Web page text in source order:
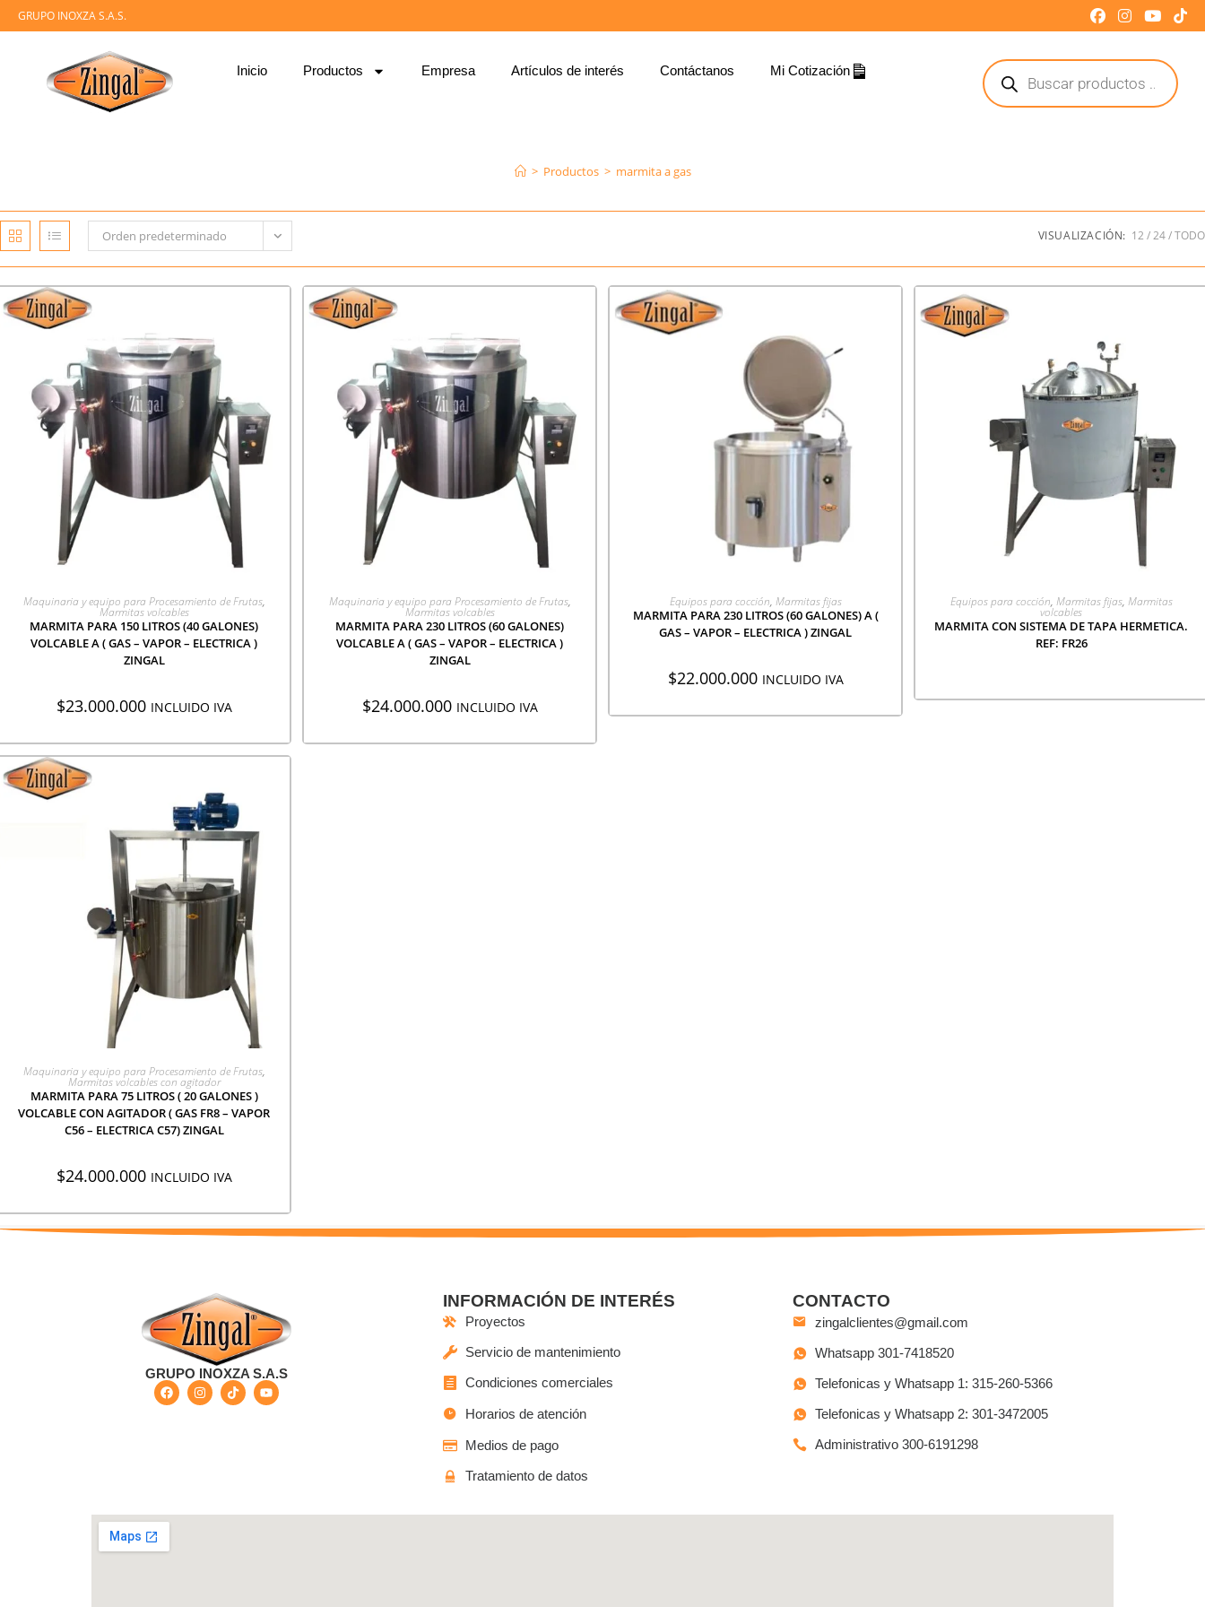
GRUPO INOXZA S.A.S.
Inicio Productos Empresa Artículos de interés Contáctanos Mi Cotización
> Productos > marmita a gas
Orden predeterminado VISUALIZACIÓN: 12 24 TODO
AGREGAR A COTIZACIÓN
Maquinaria y equipo para Procesamiento de Frutas,
Marmitas volcables
MARMITA PARA 150 LITROS (40 GALONES)
VOLCABLE A ( GAS – VAPOR – ELECTRICA )
ZINGAL
$23.000.000 INCLUIDO IVA
AGREGAR A COTIZACIÓN
Maquinaria y equipo para Procesamiento de Frutas,
Marmitas volcables
MARMITA PARA 230 LITROS (60 GALONES)
VOLCABLE A ( GAS – VAPOR – ELECTRICA )
ZINGAL
$24.000.000 INCLUIDO IVA
AGREGAR A COTIZACIÓN
Equipos para cocción, Marmitas fijas
MARMITA PARA 230 LITROS (60 GALONES) A (
GAS – VAPOR – ELECTRICA ) ZINGAL
$22.000.000 INCLUIDO IVA
LEER MÁS
Equipos para cocción, Marmitas fijas, Marmitas
volcables
MARMITA CON SISTEMA DE TAPA HERMETICA.
REF: FR26
AGREGAR A COTIZACIÓN
Maquinaria y equipo para Procesamiento de Frutas,
Marmitas volcables con agitador
MARMITA PARA 75 LITROS ( 20 GALONES )
VOLCABLE CON AGITADOR ( GAS FR8 – VAPOR
C56 – ELECTRICA C57) ZINGAL
$24.000.000 INCLUIDO IVA
GRUPO INOXZA S.A.S
INFORMACIÓN DE INTERÉS
Proyectos
Servicio de mantenimiento
Condiciones comerciales
Horarios de atención
Medios de pago
Tratamiento de datos
CONTACTO
zingalclientes@gmail.com
Whatsapp 301-7418520
Telefonicas y Whatsapp 1: 315-260-5366
Telefonicas y Whatsapp 2: 301-3472005
Administrativo 300-6191298